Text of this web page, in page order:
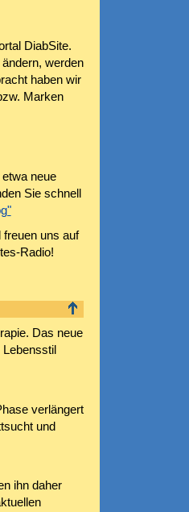
DiabSite.
werden
haben wir
Marken
neue
Sie schnell
uns auf
Radio!
Das neue
verlängert
und
ihn daher